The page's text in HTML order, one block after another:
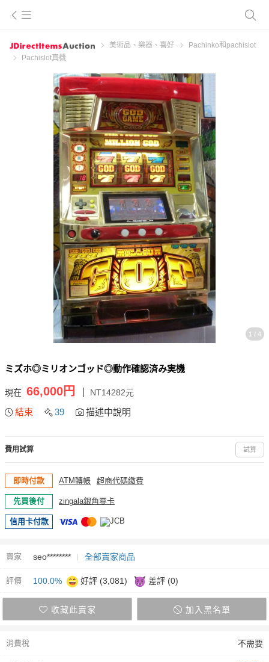
美術品、樂器、喜好
Pachinko和pachislot
Pachislot真機
1 / 4
ミズホ◎ミリオンゴッド◎動作確認済み実機
現在 66,000円 NT14282元
結束 39 描述中說明
費用試算 試算
即時付款 ATM轉帳 超商代碼繳費
先買後付 zingala銀角零卡
信用卡付款
賣家 seo******** 全部賣家商品
評價 100.0% 好評 (3,081) 差評 (0)
收藏此賣家 加入黑名單
消費稅 不需要